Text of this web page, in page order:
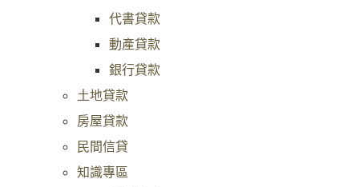
代書貸款
動產貸款
銀行貸款
土地貸款
房屋貸款
民間信貸
知識專區